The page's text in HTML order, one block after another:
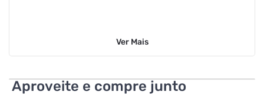
Ver Mais
Aproveite e compre junto